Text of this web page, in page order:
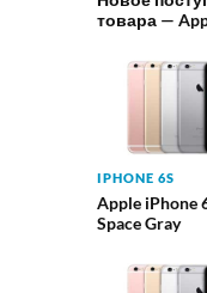
товара —
IPHONE 6S
Apple iPhone
Space Gray